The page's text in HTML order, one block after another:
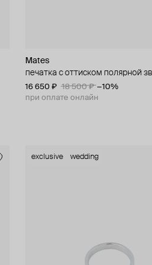
Mates
печатка с оттиском полярной
16 650 ₽ 18 500 ₽ −10%
при оплате онлайн
exclusive wedding